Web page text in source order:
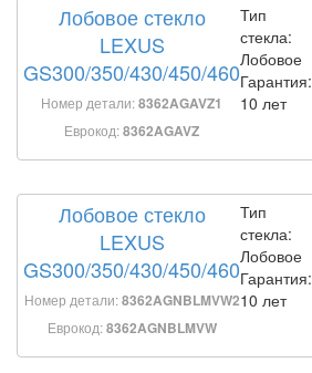
Лобовое стекло
LEXUS
GS300/350/430/450/460
Номер детали:8362AGAVZ1
Еврокод:8362AGAVZ
Тип
стекла:
Лобовое
Гарантия:
10 лет
Лобовое стекло
LEXUS
GS300/350/430/450/460
Номер детали:8362AGNBLMVW2
Еврокод:8362AGNBLMVW
Тип
стекла:
Лобовое
Гарантия:
10 лет